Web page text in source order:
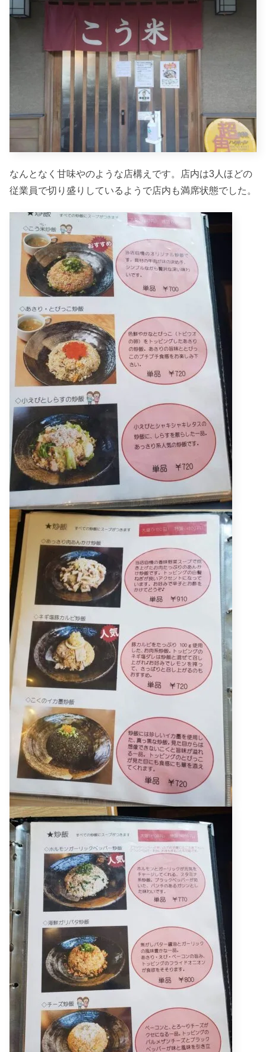
なんとなく甘味やのような店構えです。店内は3人ほどの
従業員で切り盛りしているようで店内も満席状態でした。